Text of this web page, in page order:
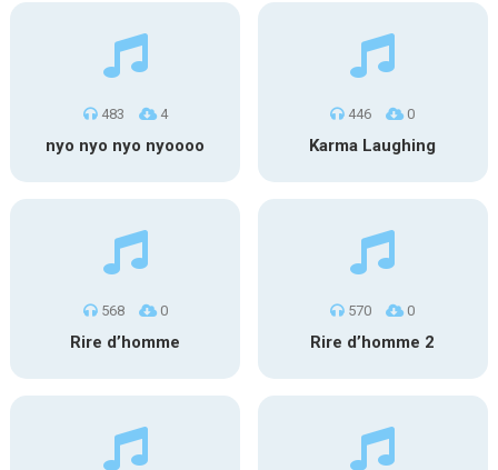
483 4
nyo nyo nyo nyoooo
446 0
Karma Laughing
568 0
Rire d’homme
570 0
Rire d’homme 2